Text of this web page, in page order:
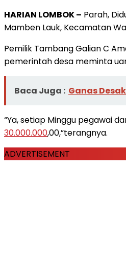
HARIAN LOMBOK – Parah,
Mamben Lauk, Kecamatan
Pemilik Tambang Galian C
pemerintah desa meminta
Baca Juga : Ganas
“Ya, setiap Minggu pegawai
30.000.000,00,”terangnya.
ADVERTISEMENT